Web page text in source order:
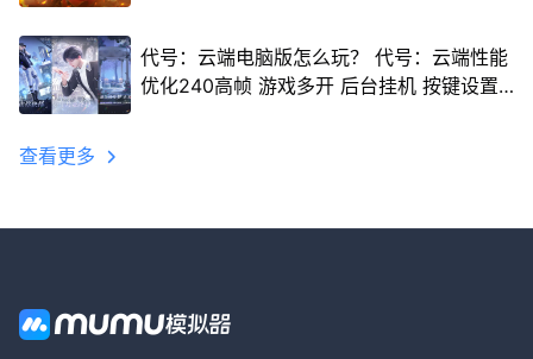
代号：云端电脑版怎么玩？ 代号：云端性能
优化240高帧 游戏多开 后台挂机 按键设置
查看更多